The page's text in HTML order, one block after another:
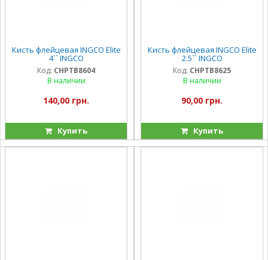
Кисть флейцевая INGCO Elite
4`` INGCO
Код: CHPTB8604
В наличии
140,00 грн.
Купить
Кисть флейцевая INGCO Elite
2.5`` INGCO
Код: CHPTB8625
В наличии
90,00 грн.
Купить